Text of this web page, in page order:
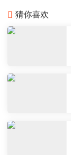
猜你喜欢